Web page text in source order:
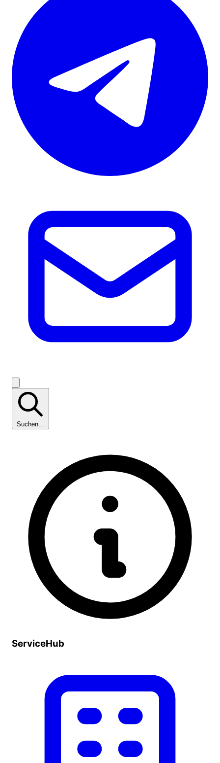
Suchen...
ServiceHub